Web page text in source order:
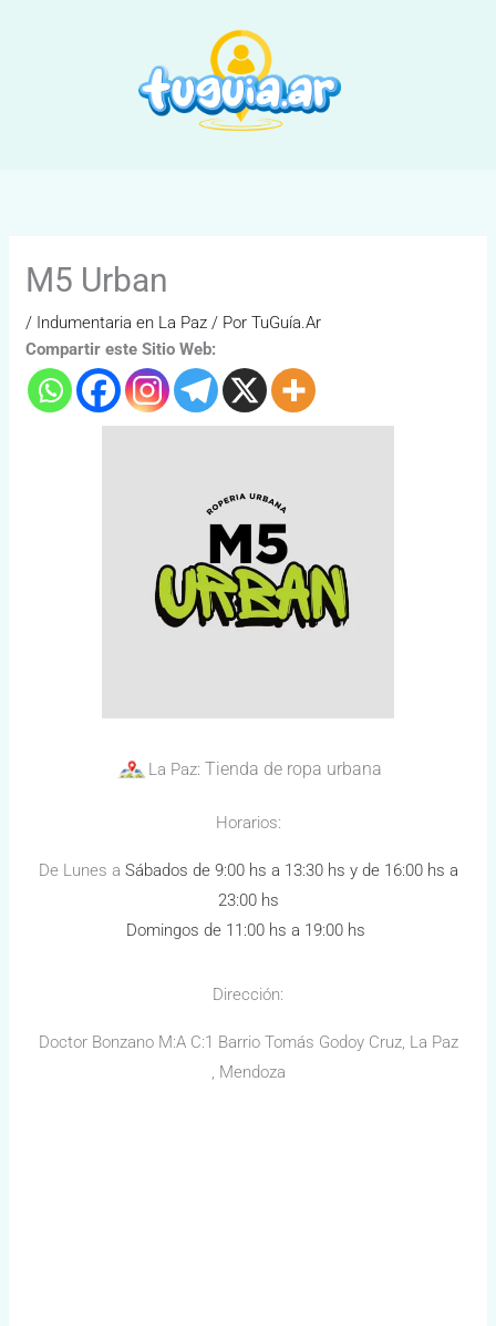
M5 Urban
/ Indumentaria en La Paz / PorTuGuía.Ar
Compartir este Sitio Web:
La Paz: Tienda de ropa urbana
Horarios:
De Lunes a Sábados de 9:00 hs a 13:30 hs y de 16:00 hs a
23:00 hs
Domingos de 11:00 hs a 19:00 hs
Dirección:
Doctor Bonzano M:A C:1 Barrio Tomás Godoy Cruz, La Paz
, Mendoza